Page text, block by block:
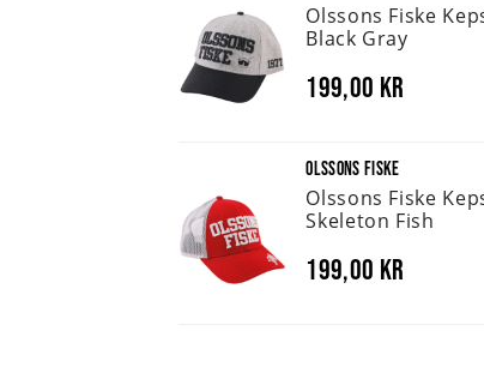
Olssons Fiske
Black Gray
199,00 kr
OLSSONS FISKE
Olssons Fiske
Skeleton Fish
199,00 kr